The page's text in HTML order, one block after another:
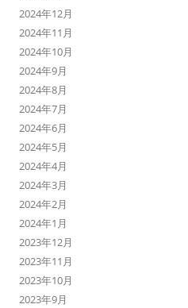
2024年12月
2024年11月
2024年10月
2024年9月
2024年8月
2024年7月
2024年6月
2024年5月
2024年4月
2024年3月
2024年2月
2024年1月
2023年12月
2023年11月
2023年10月
2023年9月